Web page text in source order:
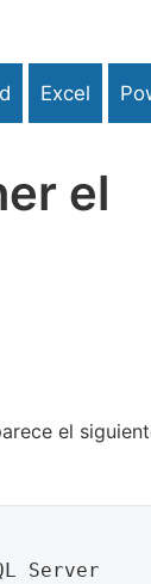
Excel
el
el
Server